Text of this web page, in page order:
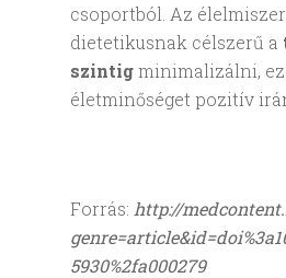
csoportból. Az
dietetikusnak célszerű a
szintigminimalizálni,
életminőséget pozitív
Forrás: http://
5930%2fa000279